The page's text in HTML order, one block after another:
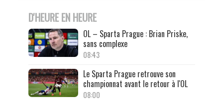
D'HEURE EN HEURE
OL – Sparta Prague : Brian Priske,
sans complexe
08:43
Le Sparta Prague retrouve son
championnat avant le retour à l'OL
08:00